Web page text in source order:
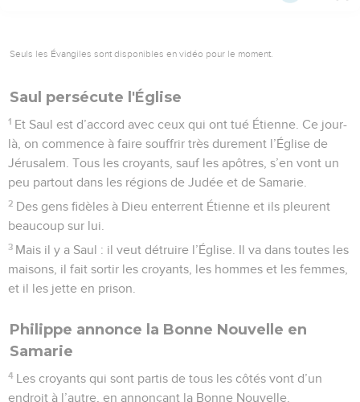
Seuls les Évangiles sont disponibles en vidéo pour le moment.
Saul persécute l'Église
1 Et Saul est d’accord avec ceux qui ont tué Étienne. Ce jour-
là, on commence à faire souffrir très durement l’Église de
Jérusalem. Tous les croyants, sauf les apôtres, s’en vont un
peu partout dans les régions de Judée et de Samarie.
2 Des gens fidèles à Dieu enterrent Étienne et ils pleurent
beaucoup sur lui.
3 Mais il y a Saul : il veut détruire l’Église. Il va dans toutes les
maisons, il fait sortir les croyants, les hommes et les femmes,
et il les jette en prison.
Philippe annonce la Bonne Nouvelle en
Samarie
4 Les croyants qui sont partis de tous les côtés vont d’un
endroit à l’autre, en annonçant la Bonne Nouvelle.